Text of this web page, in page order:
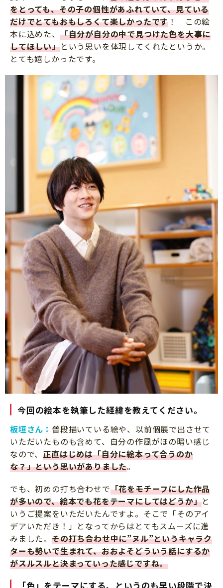
をとっても、その子の個性があふれていて、見ている
だけでとてもおもしろくて楽しかったです ！ この絵
本に込めた、 「自分が自分の中で見つけた色を大事に
してほしい」という思いを体現してくれたというか。
とても嬉しかったです。
今回の絵本を執筆した経緯を教えてください。
板垣さん： 普段描いている絵や、以前個展で出させて
いただいたものも含めて、自分の作風がほの暗い感じ
なので、正直はじめは「自分に絵本って合うのか
な？」という思いがありました。
でも、初めの打ち合わせで「花をモチーフにした作品
が多いので、絵本でも花をテーマにしてはどうか」と
いうご提案をいただいたんですよ。そこで「そのアイ
デアいただき！」となってからはとてもスムーズに進
みました。 その打ち合わせ中に”ヌル”というキャラク
ターも勢いで生まれて、おおよそどういう話にするか
がスルスルと決まっていった感じですね。
「色」をテーマにする、というのも早い段階で決